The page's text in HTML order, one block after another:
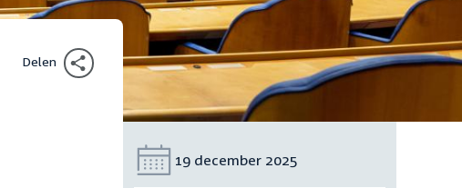
Delen
Datum:
19 december 2025